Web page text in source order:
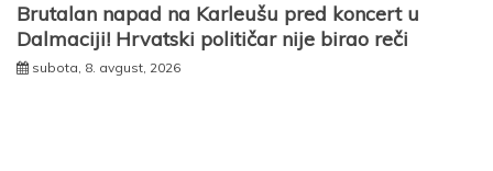
Brutalan napad na Karleušu pred koncert u
Dalmaciji! Hrvatski političar nije birao reči
subota, 8. avgust, 2026